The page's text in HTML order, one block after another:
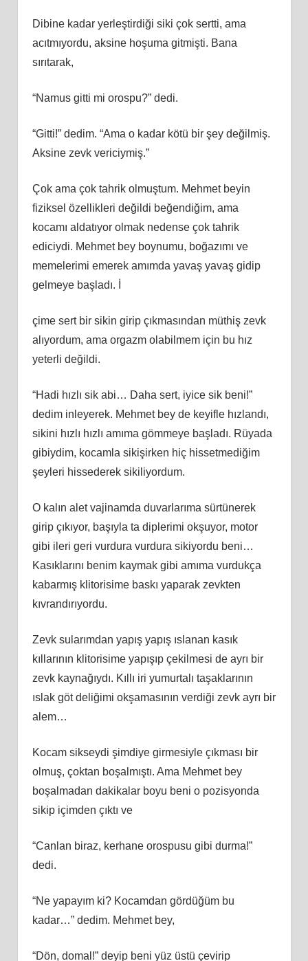
Dibine kadar yerleştirdiği siki çok sertti, ama
acıtmıyordu, aksine hoşuma gitmişti. Bana
sırıtarak,
“Namus gitti mi orospu?” dedi.
“Gitti!” dedim. “Ama o kadar kötü bir şey değilmiş.
Aksine zevk vericiymiş.”
Çok ama çok tahrik olmuştum. Mehmet beyin
fiziksel özellikleri değildi beğendiğim, ama
kocamı aldatıyor olmak nedense çok tahrik
ediciydi. Mehmet bey boynumu, boğazımı ve
memelerimi emerek amımda yavaş yavaş gidip
gelmeye başladı. İ
çime sert bir sikin girip çıkmasından müthiş zevk
alıyordum, ama orgazm olabilmem için bu hız
yeterli değildi.
“Hadi hızlı sik abi… Daha sert, iyice sik beni!”
dedim inleyerek. Mehmet bey de keyifle hızlandı,
sikini hızlı hızlı amıma gömmeye başladı. Rüyada
gibiydim, kocamla sikişirken hiç hissetmediğim
şeyleri hissederek sikiliyordum.
O kalın alet vajinamda duvarlarıma sürtünerek
girip çıkıyor, başıyla ta diplerimi okşuyor, motor
gibi ileri geri vurdura vurdura sikiyordu beni…
Kasıklarını benim kaymak gibi amıma vurdukça
kabarmış klitorisime baskı yaparak zevkten
kıvrandırıyordu.
Zevk sularımdan yapış yapış ıslanan kasık
kıllarının klitorisime yapışıp çekilmesi de ayrı bir
zevk kaynağıydı. Kıllı iri yumurtalı taşaklarının
ıslak göt deliğimi okşamasının verdiği zevk ayrı bir
alem…
Kocam sikseydi şimdiye girmesiyle çıkması bir
olmuş, çoktan boşalmıştı. Ama Mehmet bey
boşalmadan dakikalar boyu beni o pozisyonda
sikip içimden çıktı ve
“Canlan biraz, kerhane orospusu gibi durma!”
dedi.
“Ne yapayım ki? Kocamdan gördüğüm bu
kadar…” dedim. Mehmet bey,
“Dön, domal!” deyip beni yüz üstü çevirip